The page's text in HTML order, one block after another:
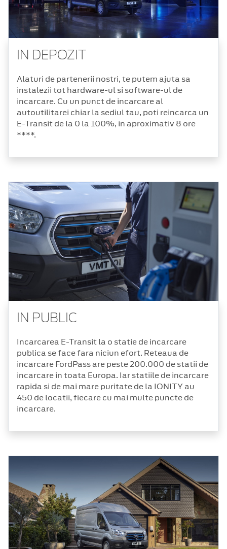
IN DEPOZIT
Alaturi de partenerii nostri, te putem ajuta sa
instalezii tot hardware-ul si software-ul de
incarcare. Cu un punct de incarcare al
autoutilitarei chiar la sediul tau, poti reincarca un
E-Transit de la 0 la 100%, in aproximativ 8 ore
****.
IN PUBLIC
Incarcarea E-Transit la o statie de incarcare
publica se face fara niciun efort. Reteaua de
incarcare FordPass are peste 200.000 de statii de
incarcare in toata Europa. Iar statiile de incarcare
rapida si de mai mare puritate de la IONITY au
450 de locatii, fiecare cu mai multe puncte de
incarcare.